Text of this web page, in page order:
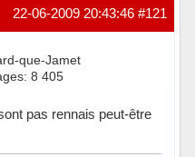
#121
22-06-2009 20:43:46
que-Jamet
8 405
pas rennais peut-être